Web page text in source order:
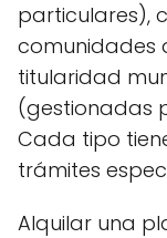
particulares),
comunidades
titularidad
(gestionadas
Cada tipo
trámites
Alquilar una